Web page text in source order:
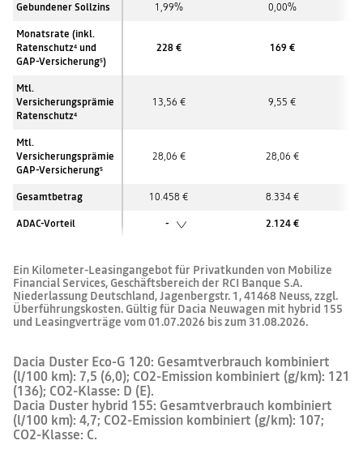
Gebundener Sollzins 1,99% 0,00%
Monatsrate (inkl.
Ratenschutz4 und
GAP-Versicherung5)
228 € 169 €
Mtl.
Versicherungsprämie
Ratenschutz4
13,56 € 9,55 €
Mtl.
Versicherungsprämie
GAP-Versicherung5
28,06 € 28,06 €
Gesamtbetrag 10.458 € 8.334 €
ADAC-Vorteil - 2.124 €
Ein Kilometer-Leasingangebot für Privatkunden von Mobilize
Financial Services, Geschäftsbereich der RCI Banque S.A.
Niederlassung Deutschland, Jagenbergstr. 1, 41468 Neuss, zzgl.
Überführungskosten. Gültig für Dacia Neuwagen mit hybrid 155
und Leasingverträge vom 01.07.2026 bis zum 31.08.2026.
Dacia Duster Eco-G 120: Gesamtverbrauch kombiniert
(l/100 km): 7,5 (6,0); CO2-Emission kombiniert (g/km): 121
(136); CO2-Klasse: D (E).
Dacia Duster hybrid 155: Gesamtverbrauch kombiniert
(l/100 km): 4,7; CO2-Emission kombiniert (g/km): 107;
CO2-Klasse: C.